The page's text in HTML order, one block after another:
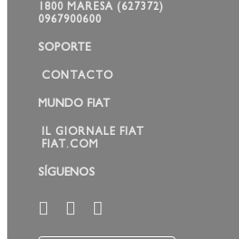
1800 MARESA (627372)
0967900600
SOPORTE
CONTACTO
MUNDO FIAT
IL GIORNALE FIAT
FIAT.COM
SÍGUENOS